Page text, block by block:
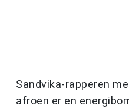
Sandvika-rapperen
afroen er en